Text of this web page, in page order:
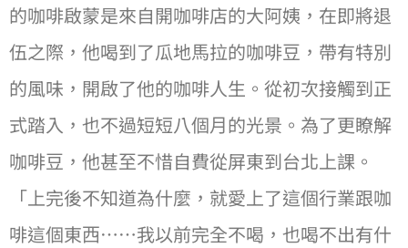
的咖啡啟蒙是來⾃開咖啡店的⼤阿姨，在即將退
伍之際，他喝到了瓜地⾺拉的咖啡⾖，帶有特別
的風味，開啟了他的咖啡⼈⽣。從初次接觸到正
式踏入，也不過短短八個⽉的光景。為了更瞭解
咖啡⾖，他甚⾄不惜⾃費從屏東到台北上課。
「上完後不知道為什麼，就愛上了這個⾏業跟咖
啡這個東⻄⋯⋯我以前完全不喝，也喝不出有什